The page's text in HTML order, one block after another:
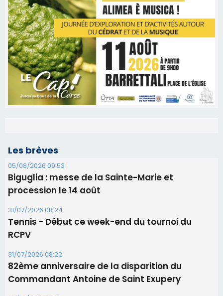
Les brèves
05/08/2026 09:53
Biguglia : messe de la Sainte-Marie et
procession le 14 août